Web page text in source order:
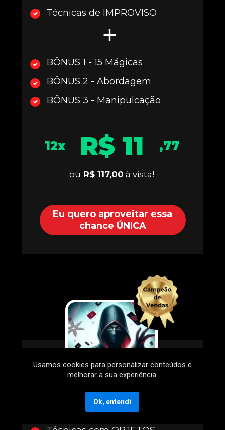
Eu quero aproveitar essa
chance ÚNICA
R$ 11
12x ,77
ou R$ 117,00 à vista!
Técnicas de IMPROVISO
BÔNUS 1 - 15 Mágicas
BÔNUS 2 - Abordagem
BÔNUS 3 - Manipulcação
Ninja ELITE
Usamos cookies para personalizar conteúdos e
melhorar a sua experiência.
Ok, entendi